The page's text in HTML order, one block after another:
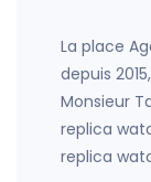
La place
depuis
Monsieur
replica
replica